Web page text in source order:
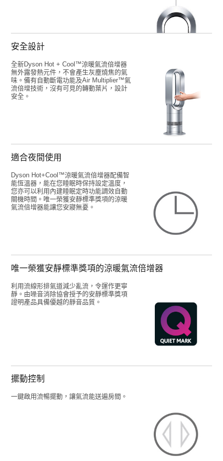
安全設計
全新Dyson Hot + Cool™涼暖氣流倍增器
無外露發熱元件，不會產生灰塵燒焦的氣
味。備有自動斷電功能及Air Multiplier™氣
流倍增技術，沒有可見的轉動葉片，設計
安全。
適合夜間使用
Dyson Hot+Cool™涼暖氣流倍增器配備智
能恆溫器，能在您睡眠時保持設定溫度，
您亦可以利用內建睡眠定時功能調效自動
關機時間。唯一榮獲安靜標準獎項的涼暖
氣流倍增器能讓您安寢無憂。
唯一榮獲安靜標準獎項的涼暖氣流倍增器
利用流線形排氣道減少亂流，令運作更寧
靜。由噪音消除協會授予的安靜標準獎項
證明產品具備優越的靜音品質。
擺動控制
一鍵啟用流暢擺動，讓氣流能送遍房間。